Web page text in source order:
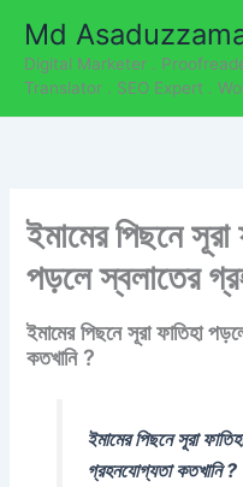
content
Md
Digital Marketer .
Translator . SEO Expert .
ইমামের পিছনে
পড়লে স্বলাতের
ইমামের পিছনে সূরা ফাতিহা
কতখানি ?
ইমামের পিছনে সূরা
গ্রহনযোগ্যতা কতখানি ?
a
t
e
s